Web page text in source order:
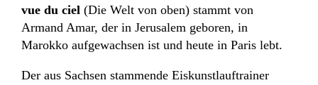
vue du ciel (Die Welt von oben) stammt von
Armand Amar, der in Jerusalem geboren, in
Marokko aufgewachsen ist und heute in Paris lebt.
Der aus Sachsen stammende Eiskunstlauftrainer